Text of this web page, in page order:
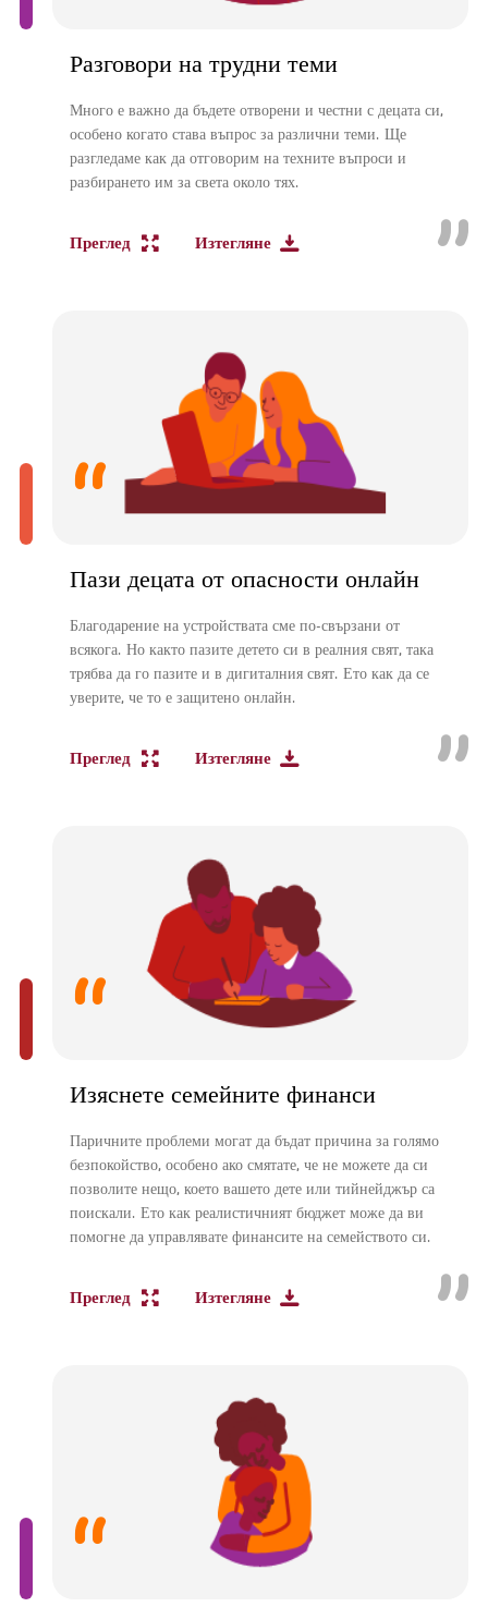
Разговори на трудни теми
Много е важно да бъдете отворени и честни с децата си,
особено когато става въпрос за различни теми. Ще
разгледаме как да отговорим на техните въпроси и
разбирането им за света около тях.
Преглед Изтегляне
Пази децата от опасности онлайн
Благодарение на устройствата сме по-свързани от
всякога. Но както пазите детето си в реалния свят, така
трябва да го пазите и в дигиталния свят. Ето как да се
уверите, че то е защитено онлайн.
Преглед Изтегляне
Изяснете семейните финанси
Паричните проблеми могат да бъдат причина за голямо
безпокойство, особено ако смятате, че не можете да си
позволите нещо, което вашето дете или тийнейджър са
поискали. Ето как реалистичният бюджет може да ви
помогне да управлявате финансите на семейството си.
Преглед Изтегляне